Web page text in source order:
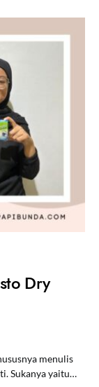
Dry
menulis
Sukanya yaitu…